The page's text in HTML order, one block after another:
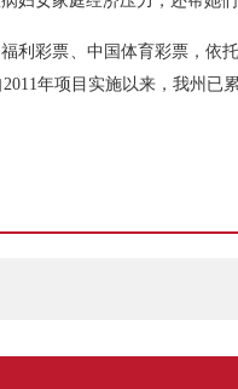
利彩票、中国体育彩票，依
年项目实施以来，我州已